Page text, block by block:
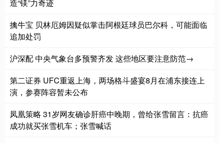
造“镁”力奇迹
擒牛宝 贝林厄姆因疑似掌击阿根廷球员巴尔科，可能面临
追加处罚
沪深配 中央气象台多预警齐发 这些地区要注意防范→
第二证券 UFC重返上海，两场格斗盛宴8月在浦东接连上
演，参赛阵容暂未公布
凤凰策略 31岁网友确诊肝癌中晚期，曾给张雪留言：抗癌
成功就买张雪机车；张雪喊话